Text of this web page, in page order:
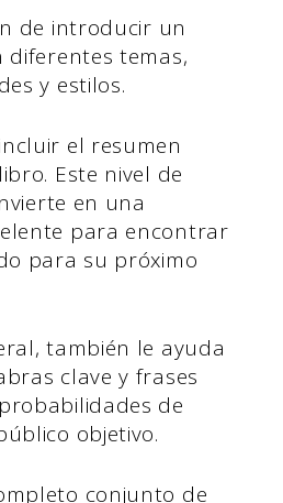
de introducir un
temas,
y estilos.
el resumen
Este nivel de
en una
para encontrar
para su próximo
también le ayuda
clave y frases
de
objetivo.
conjunto de